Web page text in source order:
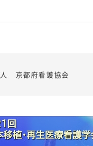
人 京都府看護協会